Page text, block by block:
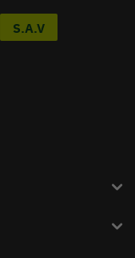
S.A.V